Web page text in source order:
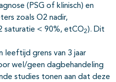
(PSG of klinisch) en
zoals O2 nadir,
saturatie < 90%, etCO2). Dit
leeftijd grens van 3 jaar
wel/geen dagbehandeling
studies tonen aan dat deze